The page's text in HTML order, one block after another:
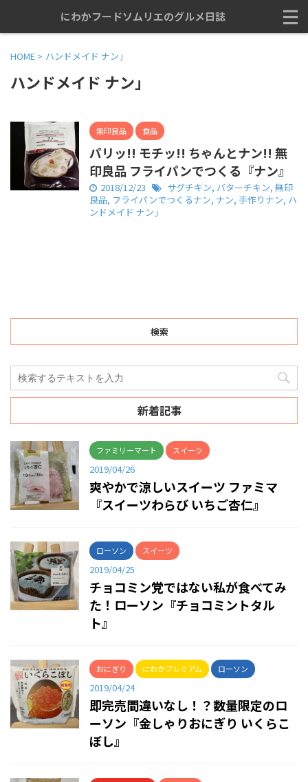
にわかフードソムリエのグルメ日誌
HOME > ハンドメイド ナン」
ハンドメイド ナン」
無印良品 食品
パリッ!! モチッ!! ちゃんとナン!! 無
印良品 フライパンでつくる『ナン』
2018/12/23 サグチキン, バターチキン, 無印
良品, フライパンでつくるナン, ナン, 手作りナン, ハ
ンドメイド ナン」
検索
新着記事
ファミリーマート スイーツ
2019/04/26
爽やかで涼しいスイーツ ファミマ
『スイーツわらび いちご杏仁』
ローソン スイーツ
2019/04/25
チョコミン党ではない私が食べてみ
た！ローソン『チョコミントタル
ト』
おにぎり にわかプレミアム ローソン
2019/04/24
即完売間違いなし！？数量限定のロ
ーソン『金しゃりおにぎり いくらこ
ぼし』